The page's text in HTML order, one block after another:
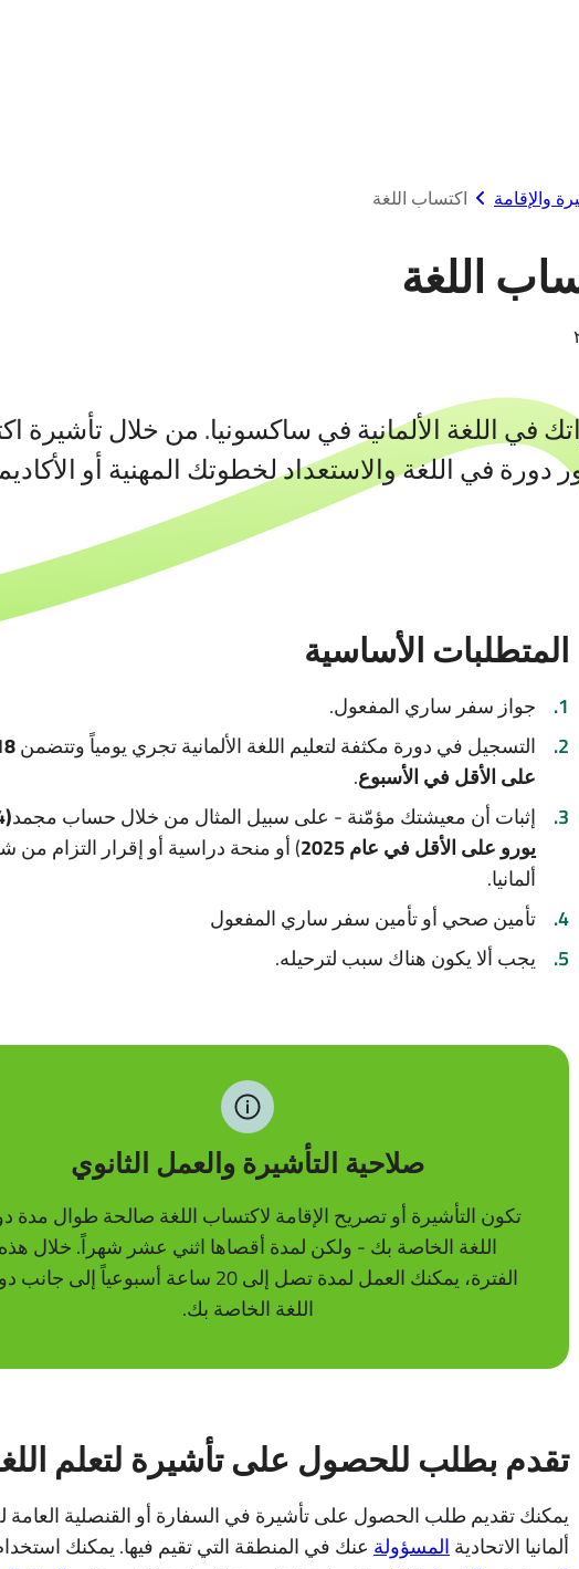
والإقامة اكتساب اللغة
اللغة
في اللغة الألمانية في ساكسونيا. من خلال تأشيرة
في اللغة والاستعداد لخطوتك المهنية أو
المتطلبات الأساسية
جواز سفر ساري المفعول.
التسجيل في دورة مكثفة لتعليم اللغة الألمانية تجري يومياً وتتضمن
على الأقل في الأسبوع.
إثبات أن معيشتك مؤمّنة - على سبيل المثال من خلال حساب مجمد
يورو على الأقل في عام 2025
) أو منحة دراسية أو إقرار التزام
ألمانيا.
تأمين صحي أو تأمين سفر ساري المفعول
يجب ألا يكون هناك سبب لترحيله.
صلاحية التأشيرة والعمل الثانوي
تكون التأشيرة أو تصريح الإقامة لاكتساب اللغة صالحة طوال مدة
اللغة الخاصة بك - ولكن لمدة أقصاها اثني عشر شهراً. خلال هذه
الفترة، يمكنك العمل لمدة تصل إلى 20 ساعة أسبوعياً إلى
اللغة الخاصة بك.
تقدم بطلب للحصول على تأشيرة لتعلم
يمكنك تقديم طلب الحصول على تأشيرة في السفارة أو القنصلية العامة
ألمانيا الاتحادية المسؤولة عنك في المنطقة التي تقيم فيها. يمكنك